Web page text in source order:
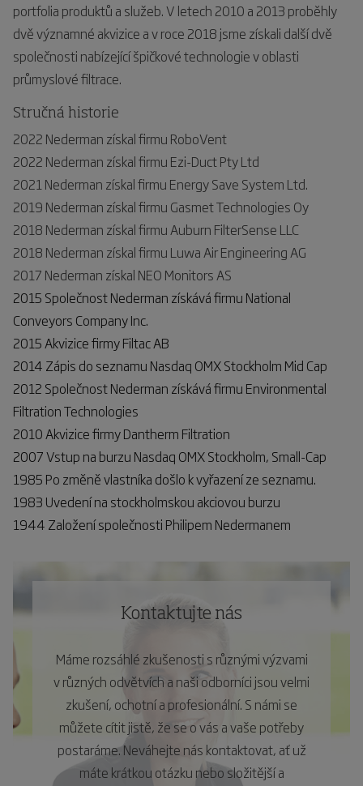
portfolia produktů a služeb. V letech 2010 a 2013 proběhly
dvě významné akvizice a v roce 2018 jsme získali další dvě
společnosti nabízející špičkové technologie v oblasti
průmyslové filtrace.
Stručná historie
2022 Nederman získal firmu RoboVent
2022 Nederman získal firmu Ezi-Duct Pty Ltd
2021 Nederman získal firmu Energy Save System Ltd.
2019 Nederman získal firmu Gasmet Technologies Oy
2018 Nederman získal firmu Auburn FilterSense LLC
2018 Nederman získal firmu Luwa Air Engineering AG
2017 Nederman získal NEO Monitors AS
2015 Společnost Nederman získává firmu National
Conveyors Company Inc.
2015 Akvizice firmy Filtac AB
2014 Zápis do seznamu Nasdaq OMX Stockholm Mid Cap
2012 Společnost Nederman získává firmu Environmental
Filtration Technologies
2010 Akvizice firmy Dantherm Filtration
2007 Vstup na burzu Nasdaq OMX Stockholm, Small-Cap
1985 Po změně vlastníka došlo k vyřazení ze seznamu.
1983 Uvedení na stockholmskou akciovou burzu
1944 Založení společnosti Philipem Nedermanem
Kontaktujte nás
Máme rozsáhlé zkušenosti s různými výzvami
v různých odvětvích a naši odborníci jsou velmi
zkušení, ochotní a profesionální. S námi se
můžete cítit jistě, že se o vás a vaše potřeby
postaráme. Neváhejte nás kontaktovat, ať už
máte krátkou otázku nebo složitější a